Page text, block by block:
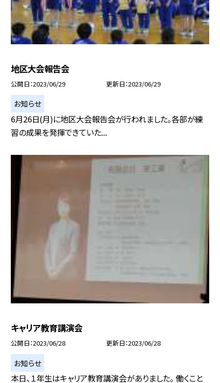
地区大会報告会
公開日 2023/06/29 更新日 2023/06/29
お知らせ
6月26日(月)に地区大会報告会が行われました。各部が練
習の成果を発揮できていた...
キャリア教育講演会
公開日 2023/06/28 更新日 2023/06/28
お知らせ
本日、１年生はキャリア教育講演会がありました。 働くこと